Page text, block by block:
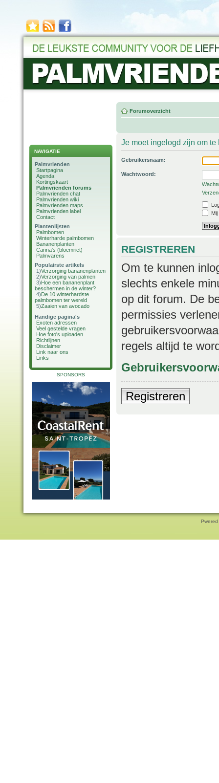
NAVIGATIE
Palmvrienden
Startpagina
Agenda
Kortingskaart
Palmvrienden forums
Palmvrienden chat
Palmvrienden wiki
Palmvrienden maps
Palmvrienden label
Contact
Plantenlijsten
Palmbomen
Winterharde palmbomen
Bananenplanten
Canna's (bloemriet)
Palmvarens
Populairste artikels
1)Verzorging bananenplanten
2)Verzorging van palmen
3)Hoe een bananenplant
beschermen in de winter?
4)De 10 winterhardste
palmbomen ter wereld
5)Zaaien van avocado
Handige pagina's
Exoten adressen
Veel gestelde vragen
Hoe foto's uploaden
Richtlijnen
Disclaimer
Link naar ons
Links
SPONSORS
Forumoverzicht
Je moet ingelogd zijn om
Gebruikersnaam:
Wachtwoord:
REGISTREREN
Om te kunnen
slechts enkele
op dit forum. De
permissies
regels altijd te
Registreren